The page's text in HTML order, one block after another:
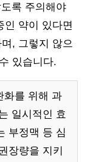
록 주의해야
인 약이 있다면
, 그렇지 않으
있습니다.
화를 위해 과
일시적인 효
부정맥 등 심
장량을 지키